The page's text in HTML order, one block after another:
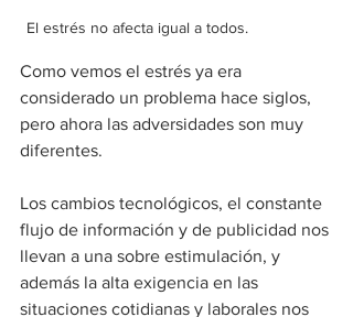
El estrés no afecta igual a todos.
Como vemos el estrés ya era
considerado un problema hace siglos,
pero ahora las adversidades son muy
diferentes.
Los cambios tecnológicos, el constante
flujo de información y de publicidad nos
llevan a una sobre estimulación, y
además la alta exigencia en las
situaciones cotidianas y laborales nos